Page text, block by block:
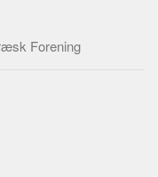
Forening